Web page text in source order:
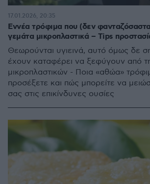
Εννέα τρόφιμα που (δεν
γεμάτα μικροπλαστικά – Tips
Θεωρούνται υγιεινά, αυτό όμως δε
έχουν καταφέρει να ξεφύγουν από
μικροπλαστικών - Ποια «αθώα»
προσέξετε και πώς μπορείτε να
σας στις επικίνδυνες ουσίες
17.01.2026, 20:35